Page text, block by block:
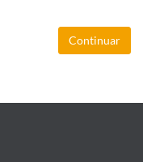
Continuar